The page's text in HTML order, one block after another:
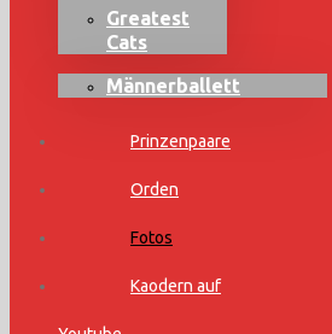
Greatest
Cats
Männerballett
Prinzenpaare
Orden
Fotos
Kaodern auf